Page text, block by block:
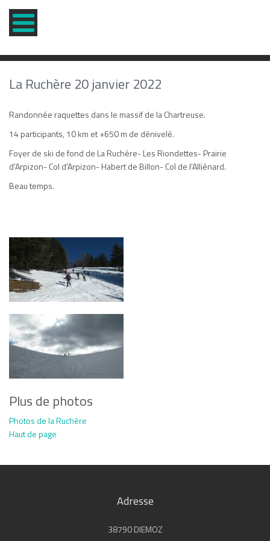
La Ruchère 20 janvier 2022
Randonnée raquettes dans le massif de la Chartreuse.
14 participants, 10 km et +650 m de dénivelé.
Foyer de ski de fond de La Ruchére- Les Riondettes- Prairie
d'Arpizon- Col d'Arpizon- Habert de Billon- Col de l'Alliénard.
Beau temps.
Plus de photos
Photos de la Ruchère
Haut de page
Adresse
38790 DIEMOZ